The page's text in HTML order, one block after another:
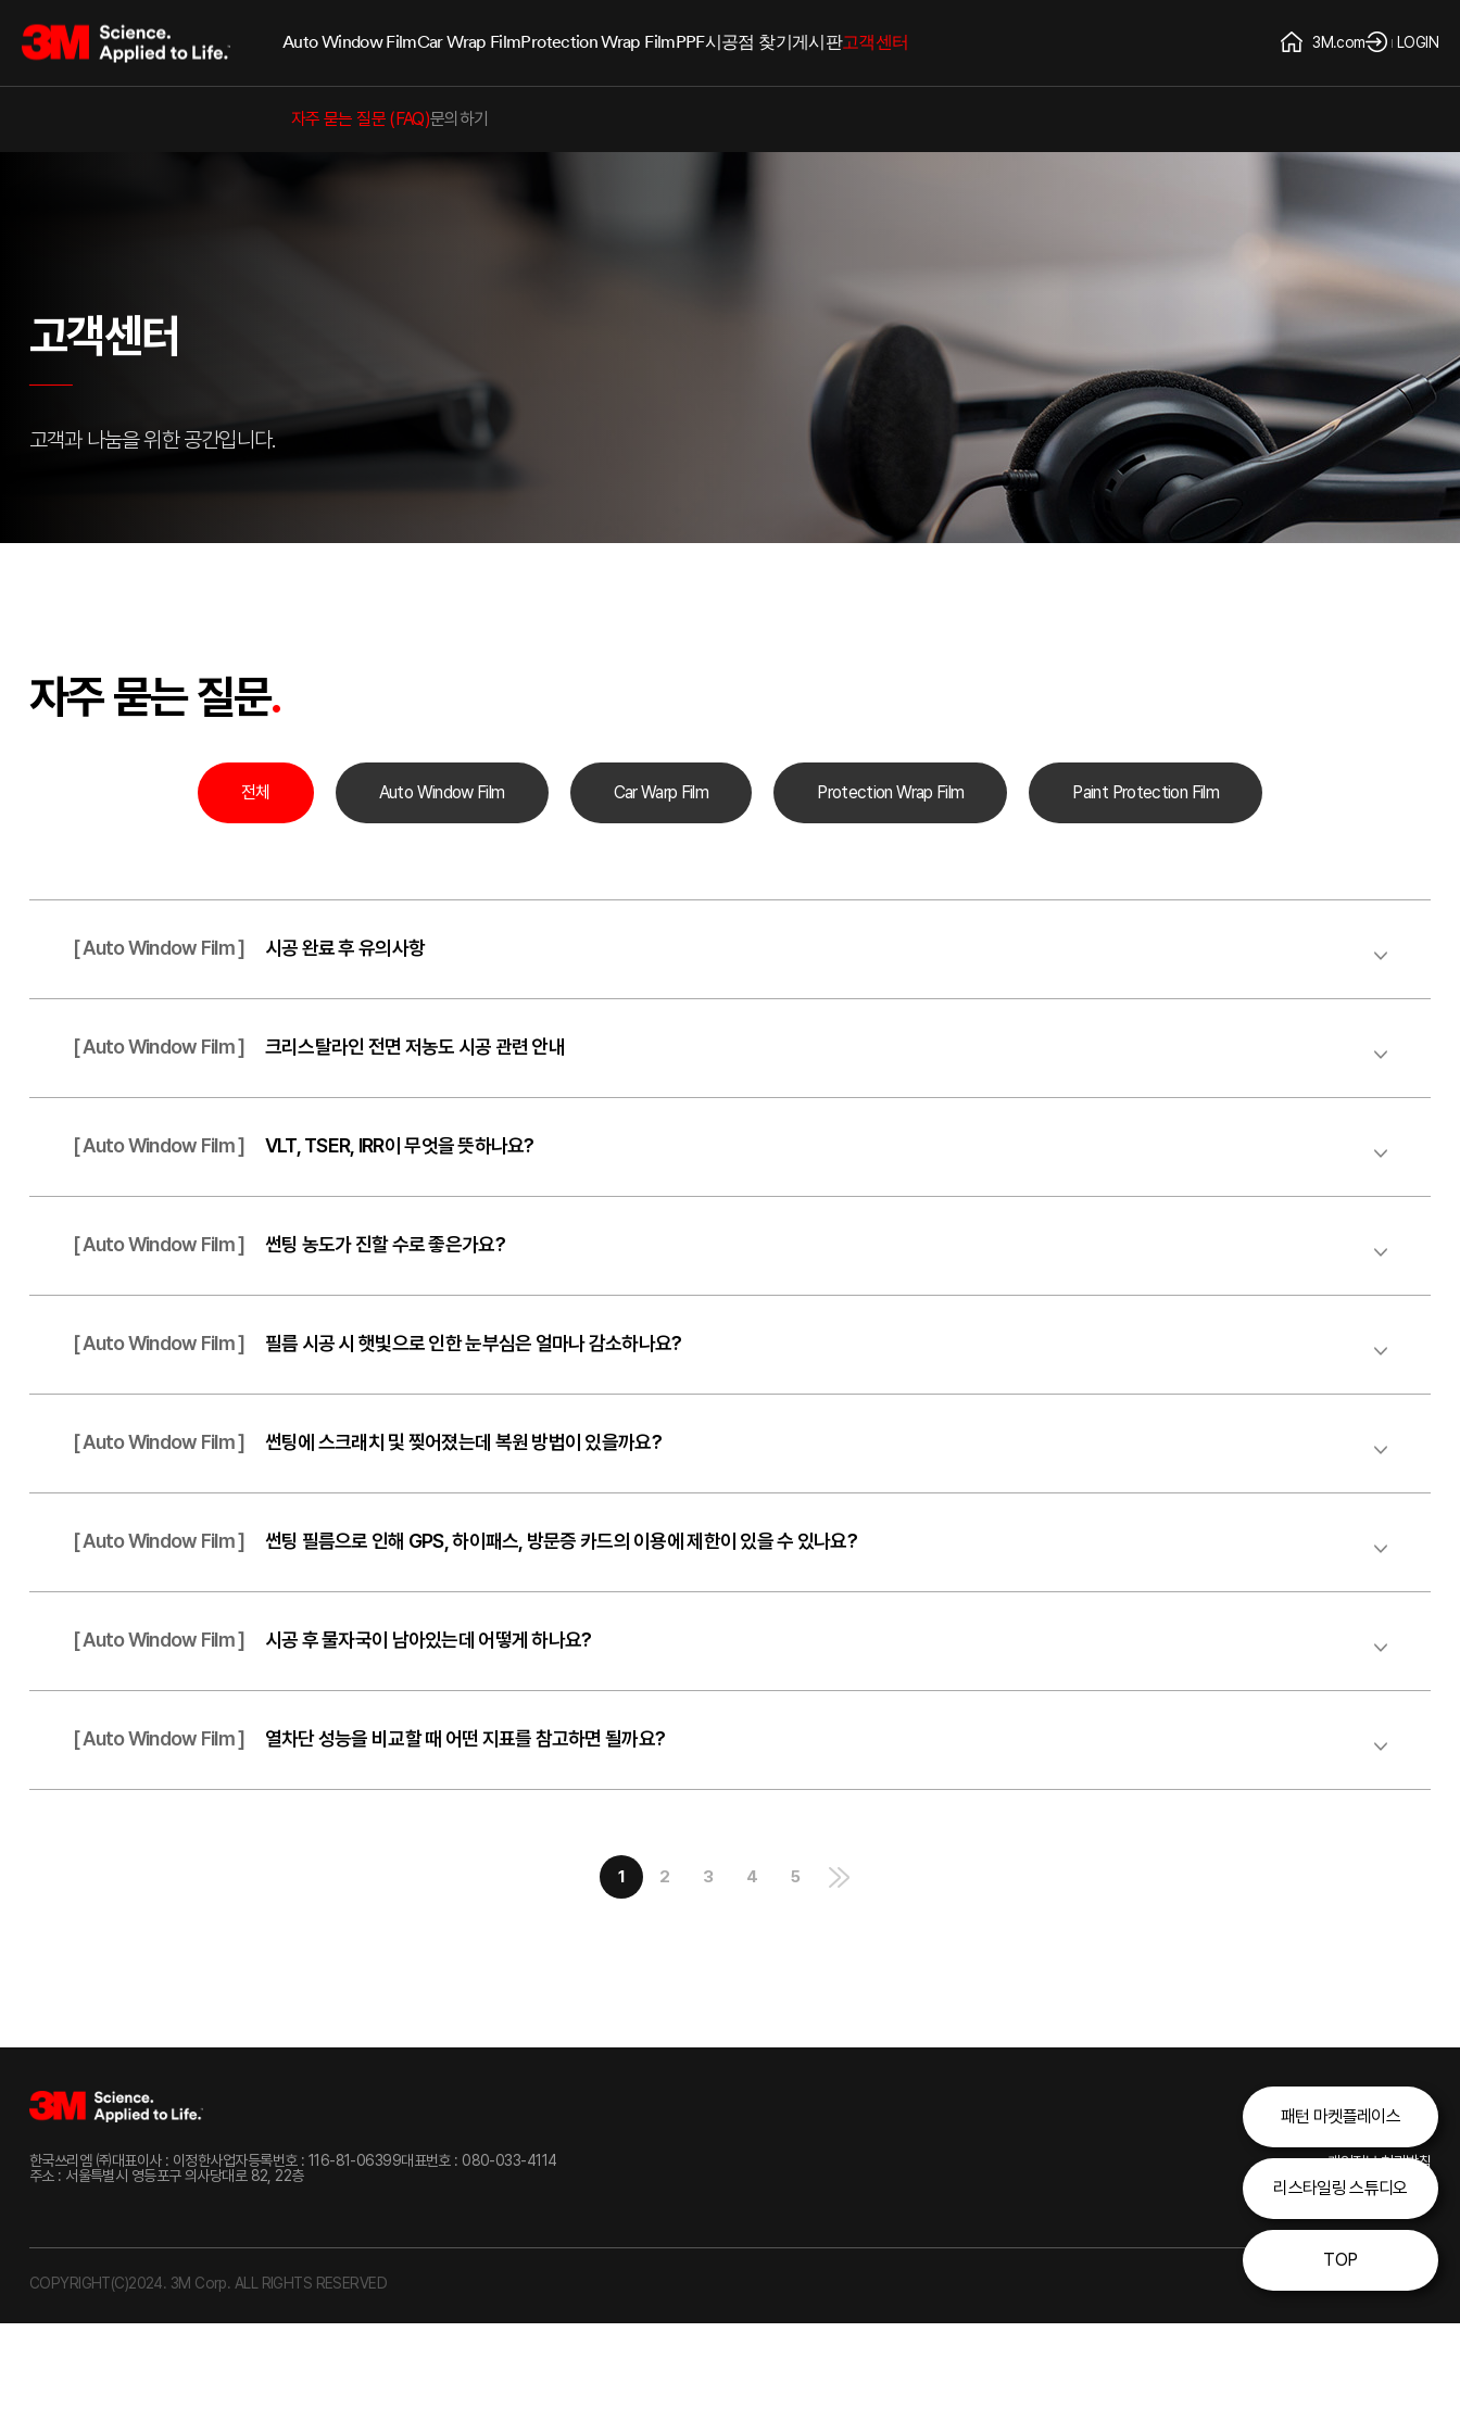
Auto Window FilmCar Wrap FilmProtection Wrap Film PPF시공점 찾기 게시판고객센터
자주 묻는 질문 (FAQ)문의하기
3M.com LOGIN
패턴 마켓플레이스
리스타일링 스튜디오
TOP
고객센터
고객과 나눔을 위한 공간입니다.
자주 묻는 질문.
전체 Auto Window Film Car Warp Film Protection Wrap Film Paint Protection Film
[ Auto Window Film ] 시공 완료 후 유의사항
[ Auto Window Film ] 크리스탈라인 전면 저농도 시공 관련 안내
[ Auto Window Film ] VLT, TSER, IRR이 무엇을 뜻하나요?
[ Auto Window Film ] 썬팅 농도가 진할 수로 좋은가요?
[ Auto Window Film ] 필름 시공 시 햇빛으로 인한 눈부심은 얼마나 감소하나요?
[ Auto Window Film ] 썬팅에 스크래치 및 찢어졌는데 복원 방법이 있을까요?
[ Auto Window Film ] 썬팅 필름으로 인해 GPS, 하이패스, 방문증 카드의 이용에 제한이 있을 수 있나요?
[ Auto Window Film ] 시공 후 물자국이 남아있는데 어떻게 하나요?
[ Auto Window Film ] 열차단 성능을 비교할 때 어떤 지표를 참고하면 될까요?
1 2 3 4 5
한국쓰리엠 ㈜대표이사 : 이정한사업자등록번호 : 116-81-06399대표번호 : 080-033-4114
주소 : 서울특별시 영등포구 의사당대로 82, 22층
개인정보 처리방침
이용약관
COPYRIGHT(C)2024. 3M Corp. ALL RIGHTS RESERVED